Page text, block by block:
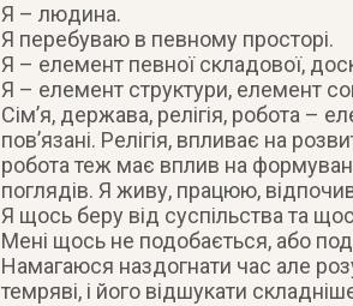
Я – людина.
Я перебуваю в певному просторі.
Я – елемент певної складової,
Я – елемент структури, елемент
Сім’я, держава, релігія, робота –
пов’язані. Релігія, впливає на
робота теж має вплив на
поглядів. Я живу, працюю,
Я щось беру від суспільства та
Мені щось не подобається, або
Намагаюся наздогнати час але
темряві, і його відшукати